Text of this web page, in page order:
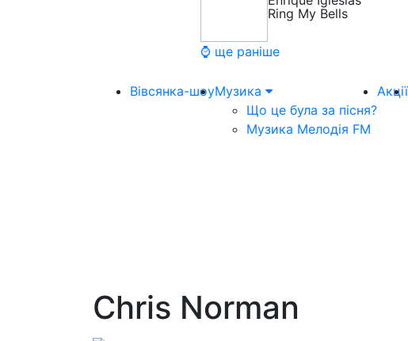
Ring My Bells
⌚ ще раніше
Вівсянка-шоуМузика
Що це була за пісня?
Музика Мелодія FM
Акції
Chris Norman